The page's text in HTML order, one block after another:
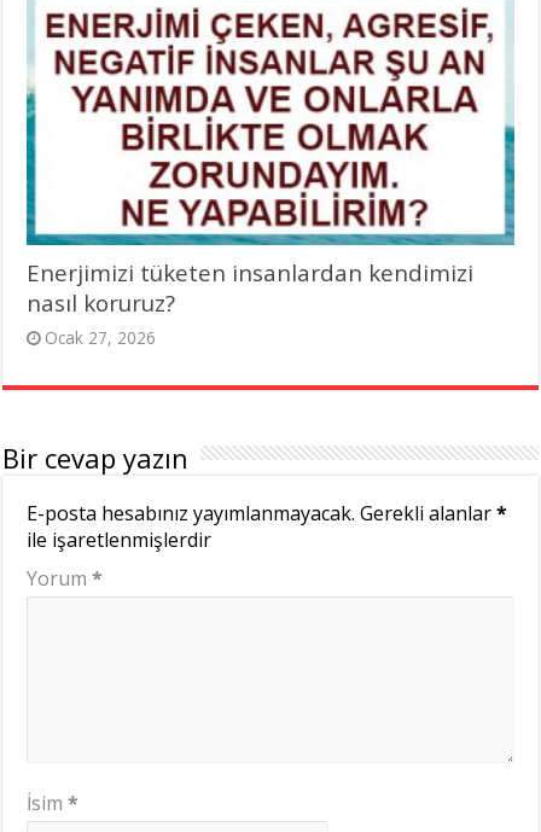
Enerjimizi tüketen insanlardan kendimizi
nasıl koruruz?
Ocak 27, 2026
Bir cevap yazın
E-posta hesabınız yayımlanmayacak. Gerekli alanlar*
ile işaretlenmişlerdir
Yorum*
İsim*